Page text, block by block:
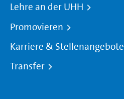
Lehre an der UHH
Promovieren
Karriere & Stellenangebote
Transfer